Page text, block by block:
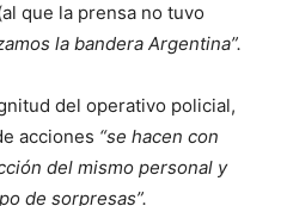
que la prensa no tuvo
la bandera Argentina”.
del operativo policial,
acciones “se hacen con
del mismo personal y
de sorpresas”.